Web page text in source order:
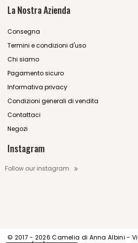
La Nostra Azienda
Consegna
Termini e condizioni d'uso
Chi siamo
Pagamento sicuro
Informativa privacy
Condizioni generali di vendita
Contattaci
Negozi
Instagram
Follow our instagram
© 2017 - 2026 Camelia di Anna Albini -